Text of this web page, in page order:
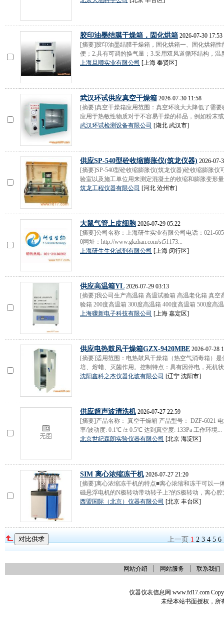
胶印油墨结膜干燥箱，固化烘箱 2026-07-30 17:53
[摘要]胶印油墨结膜干燥箱，固化烘箱一、固化烘箱
便；2.具有可调的换气量；3.采用双风道循环结构，温
上海旦顺实业有限公司 [上海 奉贤区]
武汉环试供应真空干燥箱 2026-07-30 11:58
[摘要]真空干燥箱应用范围：真空环境大大降低了需
应用于热敏性物质对于不容易干燥的样品，例如粉末
武汉环试检测设备有限公司 [湖北 武汉市]
供应SP-540型砼收缩膨胀仪(筑龙仪器) 2026-07-
[摘要]SP-540型砼收缩膨胀仪(筑龙仪器)砼收缩膨胀
验室以及施工单位用来测定混凝土的收缩和膨胀变形
筑龙工程仪器有限公司 [河北 沧州市]
大鼠气管上皮细胞2026-07-29 05:22
[摘要]公司名称：上海研生实业有限公司电话：021-
0网址：http://www.gkzhan.com/st51173...
上海研生生化试剂有限公司 [上海 闵行区]
供应高温箱YL 2026-07-29 03:13
[摘要]我公司生产高温箱 高温试验箱 高温老化箱 真
验箱 200度高温箱 300度高温箱 400度高温箱 500度高
上海骤新电子科技有限公司 [上海 嘉定区]
供应电热鼓风干燥箱GZX-9420MBE 2026-07-28
[摘要]适用范围：电热鼓风干燥箱（热空气消毒箱）
培、熔蜡、灭菌作用。控制特点：具有因停电，死机
沈阳鑫科之杰仪器化玻有限公司 [辽宁 沈阳市]
供应超声波清洗机2026-07-27 22:59
[摘要]产品名称： 真空干燥箱 产品型号： DZF-6021
率/波动度: 0.1℃ /± 0.5℃ 达到真空度: 133Pa 工作环境...
北京世纪森朗实验仪器有限公司 [北京 海淀区]
SIM 离心浓缩冻干机2026-07-27 21:20
[摘要]离心浓缩冻干机的特点■离心浓缩和冻干可以一
磁悬浮电机的N极转动带动转子上?的S极转动，离心腔
西盟国际（北京）仪器有限公司 [北京 丰台区]
上一页 1 2 3 4 5 6
网站介绍 网站服务 联系我们
仪器仪表信息网 www.fd17.com
未经本站书面授权，所